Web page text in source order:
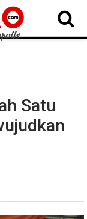
BATUBARA DELISERDANG
Satu